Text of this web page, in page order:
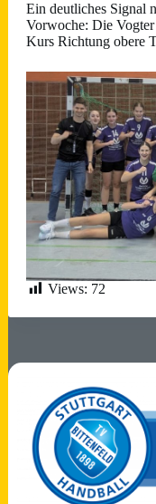
Ein deutliches Signal
Vorwoche: Die
Kurs Richtung obere
Views: 72